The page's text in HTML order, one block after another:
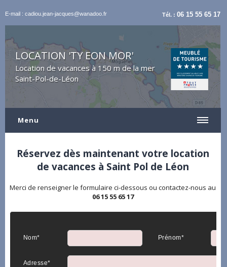
E-mail : cadiou.jean-jacques@wanadoo.fr Tél. :06 15 55 65 17
LOCATION 'TY EON MOR'
Location de vacances à 150 m de la mer
Saint-Pol-de-Léon
Menu
Réservez dès maintenant votre location
de vacances à Saint Pol de Léon
Merci de renseigner le formulaire ci-dessous ou contactez-nous au
06 15 55 65 17
Nom* Prénom*
Adresse*